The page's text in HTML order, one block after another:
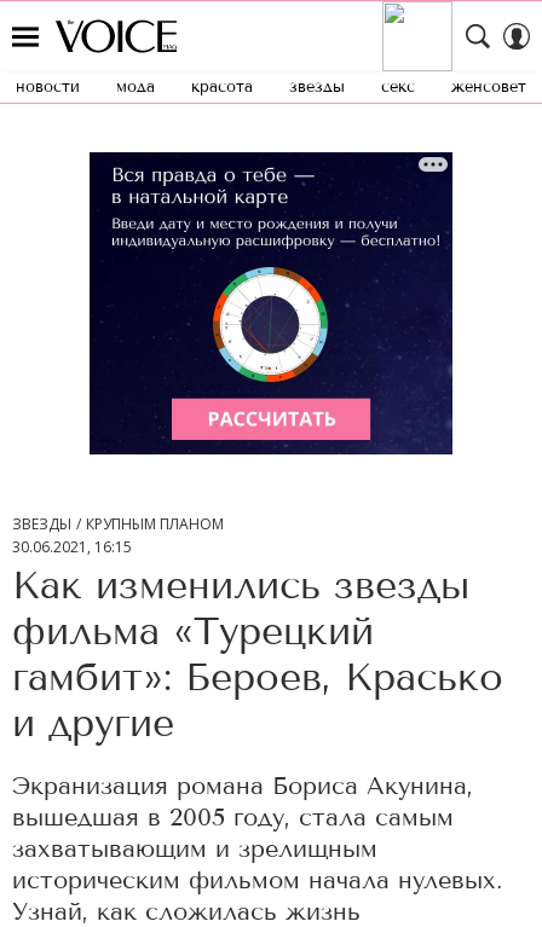
новости мода красота звезды секс женсовет
ЗВЕЗДЫ
КРУПНЫМ ПЛАНОМ
30.06.2021, 16:15
Как изменились звезды
фильма «Турецкий
гамбит»: Бероев, Красько
и другие
Экранизация романа Бориса Акунина,
вышедшая в 2005 году, стала самым
захватывающим и зрелищным
историческим фильмом начала нулевых.
Узнай, как сложилась жизнь